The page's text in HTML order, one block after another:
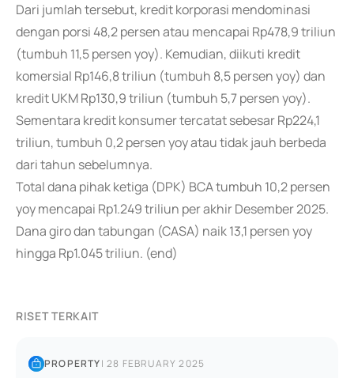
Dari jumlah tersebut, kredit korporasi mendominasi
dengan porsi 48,2 persen atau mencapai Rp478,9 triliun
(tumbuh 11,5 persen yoy). Kemudian, diikuti kredit
komersial Rp146,8 triliun (tumbuh 8,5 persen yoy) dan
kredit UKM Rp130,9 triliun (tumbuh 5,7 persen yoy).
Sementara kredit konsumer tercatat sebesar Rp224,1
triliun, tumbuh 0,2 persen yoy atau tidak jauh berbeda
dari tahun sebelumnya.
Total dana pihak ketiga (DPK) BCA tumbuh 10,2 persen
yoy mencapai Rp1.249 triliun per akhir Desember 2025.
Dana giro dan tabungan (CASA) naik 13,1 persen yoy
hingga Rp1.045 triliun. (end)
RISET TERKAIT
PROPERTY|28 FEBRUARY 2025